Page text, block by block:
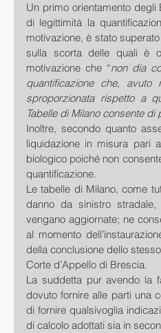
Un primo orientamento
di legittimità la
motivazione, è stato
sulla scorta delle quali è
motivazione che “non dia
quantificazione che,
sproporzionata rispetto a
Tabelle di Milano consente di
Inoltre, secondo quanto
liquidazione in misura pari
biologico poiché non
quantificazione.
Le tabelle di Milano, come
danno da sinistro
vengano aggiornate; ne
al momento
della conclusione dello
Corte d’Appello di Brescia.
La suddetta pur avendo la
dovuto fornire alle parti una
di fornire qualsivoglia
di calcolo adottati sia in